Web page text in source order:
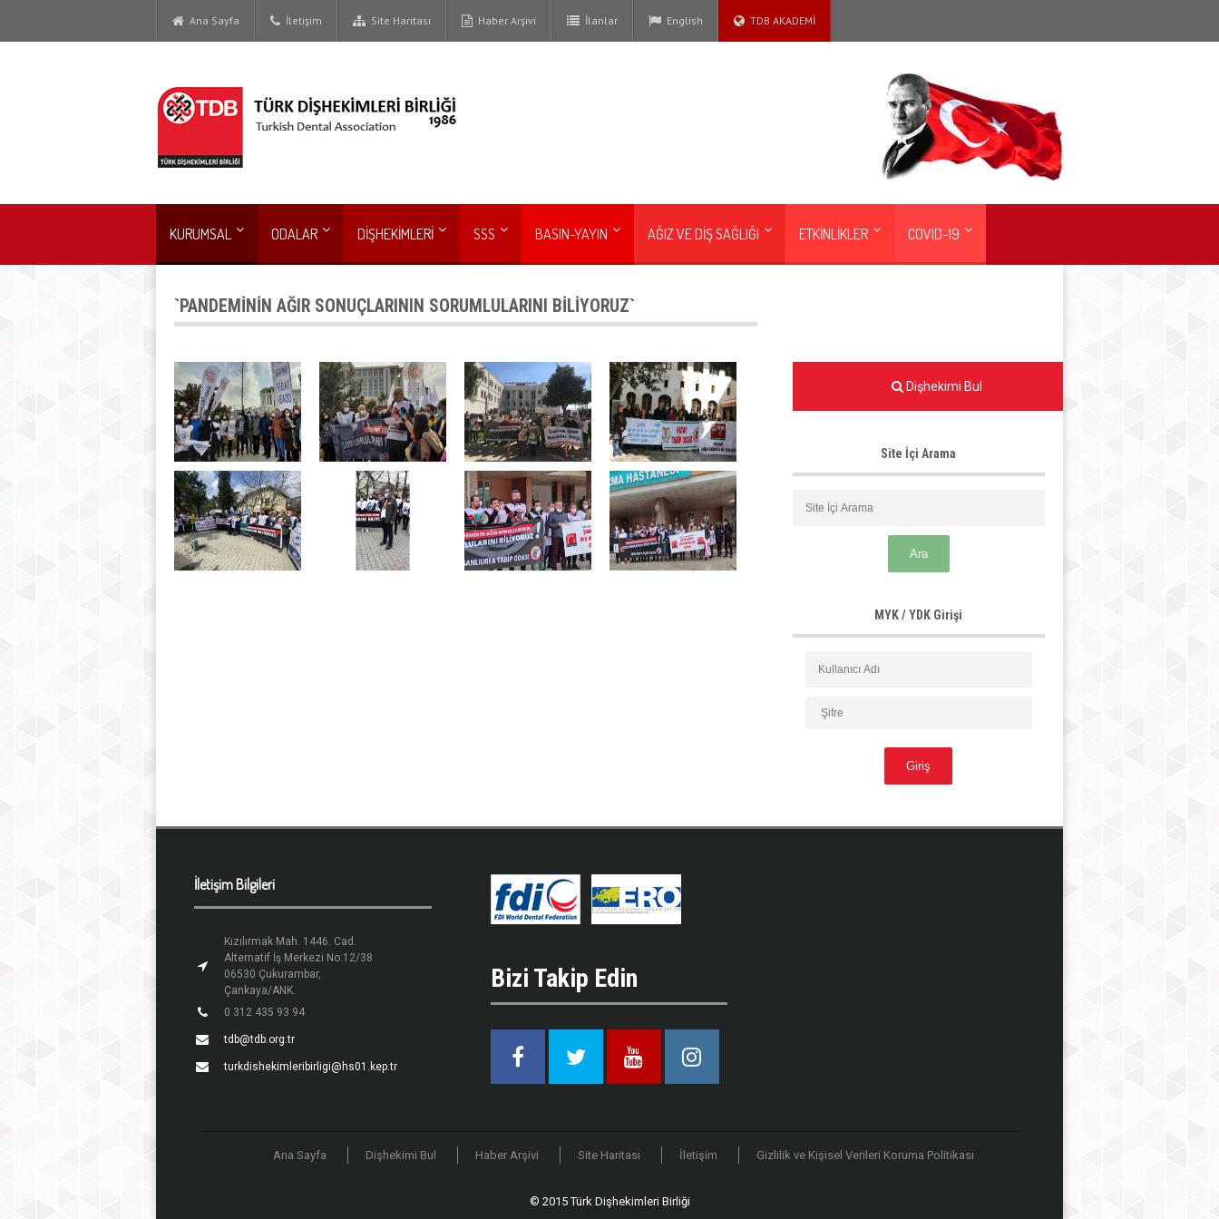
Ana Sayfa İletişim Site Haritası Haber Arşivi İlanlar English TDB AKADEMİ
KURUMSAL ODALAR DİŞHEKİMLERİ SSS BASIN-YAYIN AĞIZ VE DİŞ SAĞLIĞI ETKİNLİKLER COVID-19
`PANDEMİNİN AĞIR SONUÇLARININ SORUMLULARINI BİLİYORUZ`
Dişhekimi Bul
Site İçi Arama
MYK / YDK Girişi
İletişim Bilgileri
Kızılırmak Mah. 1446. Cad.
Alternatif İş Merkezi No:12/38
06530 Çukurambar,
Çankaya/ANK.
0 312 435 93 94
tdb@tdb.org.tr
turkdishekimleribirligi@hs01.kep.tr
Bizi Takip Edin
Facebook Twitter Youtube Instagram
Ana Sayfa Dişhekimi Bul Haber Arşivi Site Haritası İletişim Gizlilik ve Kişisel Verileri Koruma Politikası
© 2015 Türk Dişhekimleri Birliği